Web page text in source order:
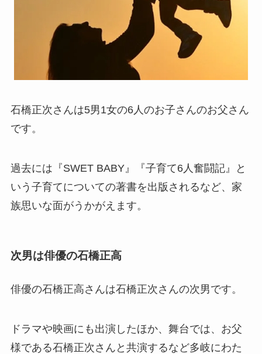
石橋正次さんは5男1女の6人のお子さんのお父さん
です。
過去には『SWET BABY』『子育て6人奮闘記』と
いう子育てについての著書を出版されるなど、家
族思いな面がうかがえます。
次男は俳優の石橋正高
俳優の石橋正高さんは石橋正次さんの次男です。
ドラマや映画にも出演したほか、舞台では、お父
様である石橋正次さんと共演するなど多岐にわた